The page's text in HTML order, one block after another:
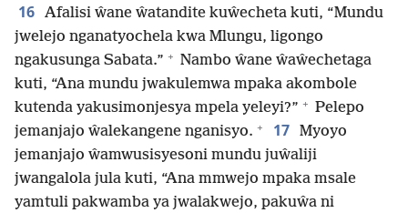
16 Afalisi ŵane ŵatandite kuŵecheta kuti, “Mundu
jwelejo nganatyochela kwa Mlungu, ligongo
ngakusunga Sabata.” + Nambo ŵane ŵaŵechetaga
kuti, “Ana mundu jwakulemwa mpaka akombole
kutenda yakusimonjesya mpela yeleyi?” + Pelepo
jemanjajo ŵalekangene nganisyo. + 17 Myoyo
jemanjajo ŵamwusisyesoni mundu juŵaliji
jwangalola jula kuti, “Ana mmwejo mpaka msale
yamtuli pakwamba ya jwalakwejo, pakuŵa ni